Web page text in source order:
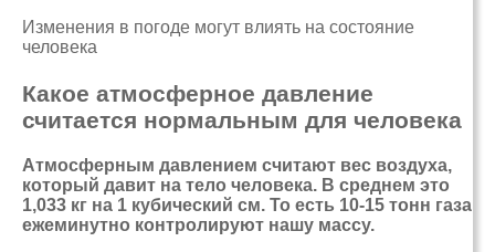
Изменения в погоде могут влиять на состояние
человека
Какое атмосферное давление
считается нормальным для человека
Атмосферным давлением считают вес воздуха,
который давит на тело человека. В среднем это
1,033 кг на 1 кубический см. То есть 10-15 тонн газа
ежеминутно контролируют нашу массу.